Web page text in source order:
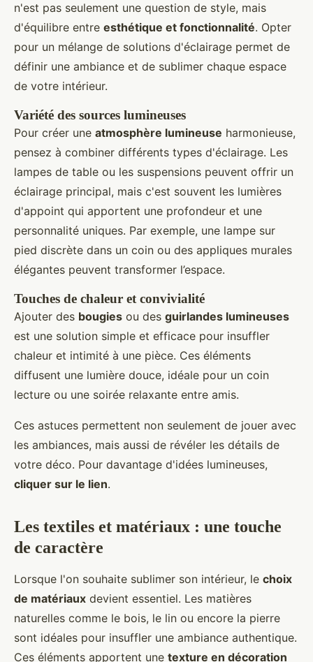
n'est pas seulement une question de style, mais
d'équilibre entre esthétique et fonctionnalité. Opter
pour un mélange de solutions d'éclairage permet de
définir une ambiance et de sublimer chaque espace
de votre intérieur.
Variété des sources lumineuses
Pour créer une atmosphère lumineuse harmonieuse,
pensez à combiner différents types d'éclairage. Les
lampes de table ou les suspensions peuvent offrir un
éclairage principal, mais c'est souvent les lumières
d'appoint qui apportent une profondeur et une
personnalité uniques. Par exemple, une lampe sur
pied discrète dans un coin ou des appliques murales
élégantes peuvent transformer l’espace.
Touches de chaleur et convivialité
Ajouter des bougies ou des guirlandes lumineuses
est une solution simple et efficace pour insuffler
chaleur et intimité à une pièce. Ces éléments
diffusent une lumière douce, idéale pour un coin
lecture ou une soirée relaxante entre amis.
Ces astuces permettent non seulement de jouer avec
les ambiances, mais aussi de révéler les détails de
votre déco. Pour davantage d'idées lumineuses,
cliquer sur le lien.
Les textiles et matériaux : une touche
de caractère
Lorsque l'on souhaite sublimer son intérieur, le choix
de matériaux devient essentiel. Les matières
naturelles comme le bois, le lin ou encore la pierre
sont idéales pour insuffler une ambiance authentique.
Ces éléments apportent une texture en décoration